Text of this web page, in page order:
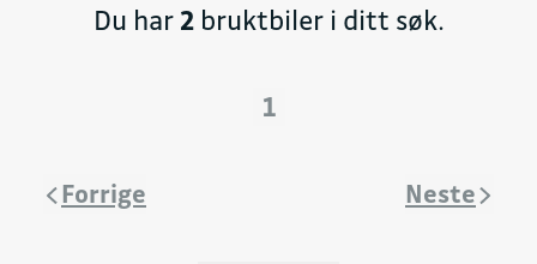
Du har 2bruktbiler i ditt søk.
1
Forrige Neste